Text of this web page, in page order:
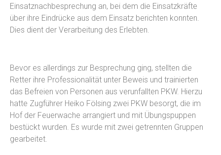
Einsatznachbesprechung an, bei dem die Einsatzkräfte
über ihre Eindrücke aus dem Einsatz berichten konnten.
Dies dient der Verarbeitung des Erlebten.
Bevor es allerdings zur Besprechung ging, stellten die
Retter ihre Professionalität unter Beweis und trainierten
das Befreien von Personen aus verunfallten PKW. Hierzu
hatte Zugführer Heiko Fölsing zwei PKW besorgt, die im
Hof der Feuerwache arrangiert und mit Übungspuppen
bestückt wurden. Es wurde mit zwei getrennten Gruppen
gearbeitet.